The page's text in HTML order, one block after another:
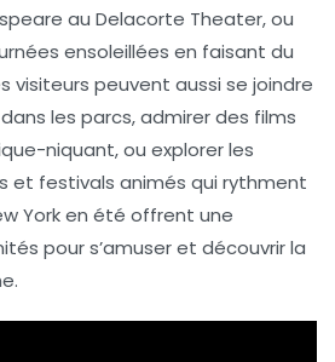
au Delacorte Theater, ou
ensoleillées en faisant du
visiteurs peuvent aussi se joindre
dans les parcs, admirer des films
niquant, ou explorer les
et festivals animés qui rythment
York en été offrent une
pour s’amuser et découvrir la